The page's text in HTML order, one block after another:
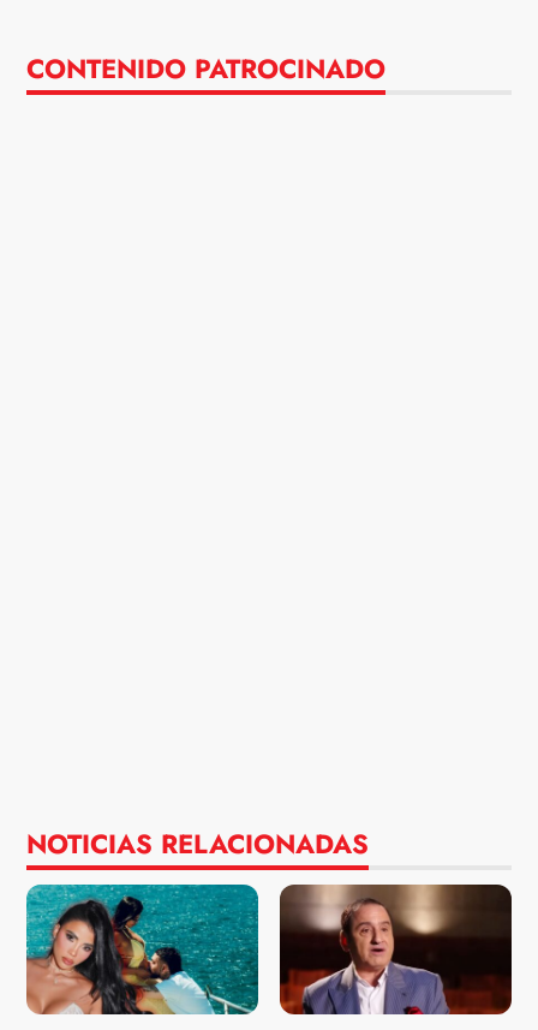
CONTENIDO PATROCINADO
NOTICIAS RELACIONADAS